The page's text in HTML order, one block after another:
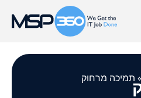
תמיכה מרחוק